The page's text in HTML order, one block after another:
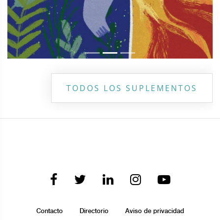
TODOS LOS SUPLEMENTOS
Contacto Directorio Aviso de privacidad